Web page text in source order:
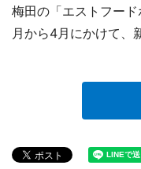
梅田の「エストフー
月から4月にかけて、